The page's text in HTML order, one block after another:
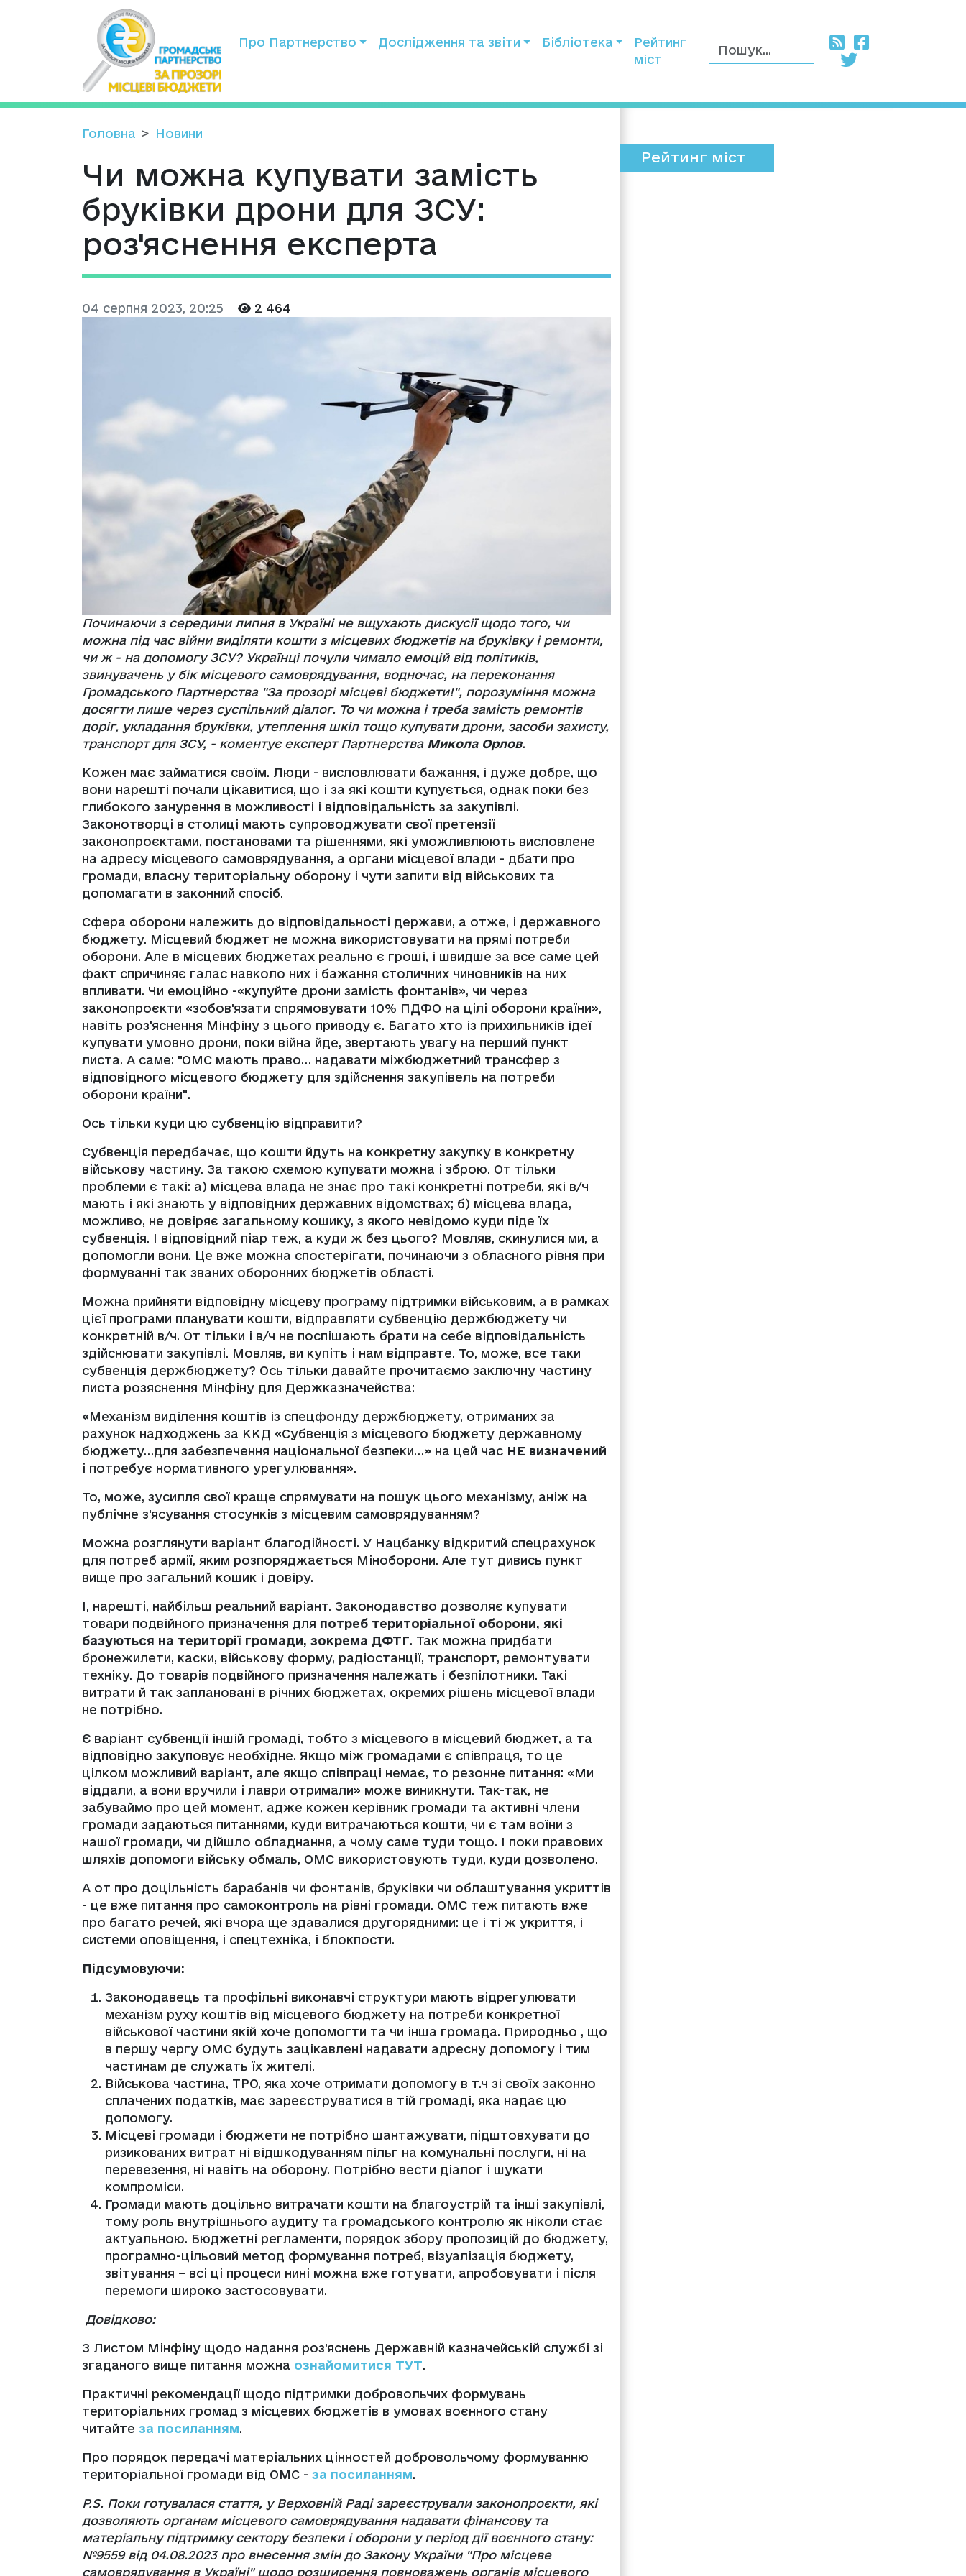
Про Партнерство Дослідження та звіти Бібліотека
Рейтинг
міст
Головна Новини
Чи можна купувати замість
бруківки дрони для ЗСУ:
роз'яснення експерта
04 серпня 2023, 20:25 2 464
Починаючи з середини липня в Україні не вщухають дискусії щодо того, чи
можна під час війни виділяти кошти з місцевих бюджетів на бруківку і ремонти,
чи ж - на допомогу ЗСУ? Українці почули чимало емоцій від політиків,
звинувачень у бік місцевого самоврядування, водночас, на переконання
Громадського Партнерства "За прозорі місцеві бюджети!", порозуміння можна
досягти лише через суспільний діалог. То чи можна і треба замість ремонтів
доріг, укладання бруківки, утеплення шкіл тощо купувати дрони, засоби захисту,
транспорт для ЗСУ, - коментує експерт Партнерства Микола Орлов.
Кожен має займатися своїм. Люди - висловлювати бажання, і дуже добре, що
вони нарешті почали цікавитися, що і за які кошти купується, однак поки без
глибокого занурення в можливості і відповідальність за закупівлі.
Законотворці в столиці мають супроводжувати свої претензії
законопроєктами, постановами та рішеннями, які уможливлюють висловлене
на адресу місцевого самоврядування, а органи місцевої влади - дбати про
громади, власну територіальну оборону і чути запити від військових та
допомагати в законний спосіб.
Сфера оборони належить до відповідальності держави, а отже, і державного
бюджету. Місцевий бюджет не можна використовувати на прямі потреби
оборони. Але в місцевих бюджетах реально є гроші, і швидше за все саме цей
факт спричиняє галас навколо них і бажання столичних чиновників на них
впливати. Чи емоційно -«купуйте дрони замість фонтанів», чи через
законопроєкти «зобов'язати спрямовувати 10% ПДФО на цілі оборони країни»,
навіть роз'яснення Мінфіну з цього приводу є. Багато хто із прихильників ідеї
купувати умовно дрони, поки війна йде, звертають увагу на перший пункт
листа. А саме: "ОМС мають право… надавати міжбюджетний трансфер з
відповідного місцевого бюджету для здійснення закупівель на потреби
оборони країни".
Ось тільки куди цю субвенцію відправити?
Субвенція передбачає, що кошти йдуть на конкретну закупку в конкретну
військову частину. За такою схемою купувати можна і зброю. От тільки
проблеми є такі: а) місцева влада не знає про такі конкретні потреби, які в/ч
мають і які знають у відповідних державних відомствах; б) місцева влада,
можливо, не довіряє загальному кошику, з якого невідомо куди піде їх
субвенція. І відповідний піар теж, а куди ж без цього? Мовляв, скинулися ми, а
допомогли вони. Це вже можна спостерігати, починаючи з обласного рівня при
формуванні так званих оборонних бюджетів області.
Можна прийняти відповідну місцеву програму підтримки військовим, а в рамках
цієї програми планувати кошти, відправляти субвенцію держбюджету чи
конкретній в/ч. От тільки і в/ч не поспішають брати на себе відповідальність
здійснювати закупівлі. Мовляв, ви купіть і нам відправте. То, може, все таки
субвенція держбюджету? Ось тільки давайте прочитаємо заключну частину
листа розяснення Мінфіну для Держказначейства:
«Механізм виділення коштів із спецфонду держбюджету, отриманих за
рахунок надходжень за ККД «Субвенція з місцевого бюджету державному
бюджету…для забезпечення національної безпеки…» на цей час НЕ визначений
і потребує нормативного урегулювання».
То, може, зусилля свої краще спрямувати на пошук цього механізму, аніж на
публічне з'ясування стосунків з місцевим самоврядуванням?
Можна розглянути варіант благодійності. У Нацбанку відкритий спецрахунок
для потреб армії, яким розпоряджається Міноборони. Але тут дивись пункт
вище про загальний кошик і довіру.
І, нарешті, найбільш реальний варіант. Законодавство дозволяє купувати
товари подвійного призначення для потреб територіальної оборони, які
базуються на території громади, зокрема ДФТГ. Так можна придбати
бронежилети, каски, військову форму, радіостанції, транспорт, ремонтувати
техніку. До товарів подвійного призначення належать і безпілотники. Такі
витрати й так заплановані в річних бюджетах, окремих рішень місцевої влади
не потрібно.
Є варіант субвенції іншій громаді, тобто з місцевого в місцевий бюджет, а та
відповідно закуповує необхідне. Якщо між громадами є співпраця, то це
цілком можливий варіант, але якщо співпраці немає, то резонне питання: «Ми
віддали, а вони вручили і лаври отримали» може виникнути. Так-так, не
забуваймо про цей момент, адже кожен керівник громади та активні члени
громади задаються питаннями, куди витрачаються кошти, чи є там воїни з
нашої громади, чи дійшло обладнання, а чому саме туди тощо. І поки правових
шляхів допомоги війську обмаль, ОМС використовують туди, куди дозволено.
А от про доцільність барабанів чи фонтанів, бруківки чи облаштування укриттів
- це вже питання про самоконтроль на рівні громади. ОМС теж питають вже
про багато речей, які вчора ще здавалися другорядними: це і ті ж укриття, і
системи оповіщення, і спецтехніка, і блокпости.
Підсумовуючи:
Законодавець та профільні виконавчі структури мають відрегулювати
механізм руху коштів від місцевого бюджету на потреби конкретної
військової частини якій хоче допомогти та чи інша громада. Природньо , що
в першу чергу ОМС будуть зацікавлені надавати адресну допомогу і тим
частинам де служать їх жителі.
Військова частина, ТРО, яка хоче отримати допомогу в т.ч зі своїх законно
сплачених податків, має зареєструватися в тій громаді, яка надає цю
допомогу.
Місцеві громади і бюджети не потрібно шантажувати, підштовхувати до
ризикованих витрат ні відшкодуванням пільг на комунальні послуги, ні на
перевезення, ні навіть на оборону. Потрібно вести діалог і шукати
компроміси.
Громади мають доцільно витрачати кошти на благоустрій та інші закупівлі,
тому роль внутрішнього аудиту та громадського контролю як ніколи стає
актуальною. Бюджетні регламенти, порядок збору пропозицій до бюджету,
програмно-цільовий метод формування потреб, візуалізація бюджету,
звітування – всі ці процеси нині можна вже готувати, апробовувати і після
перемоги широко застосовувати.
Довідково:
З Листом Мінфіну щодо надання роз’яснень Державній казначейській службі зі
згаданого вище питання можна ознайомитися ТУТ.
Практичні рекомендації щодо підтримки добровольчих формувань
територіальних громад з місцевих бюджетів в умовах воєнного стану
читайте за посиланням.
Про порядок передачі матеріальних цінностей добровольчому формуванню
територіальної громади від ОМС - за посиланням.
P.S. Поки готувалася стаття, у Верховній Раді зареєстрували законопроєкти, які
дозволяють органам місцевого самоврядування надавати фінансову та
матеріальну підтримку сектору безпеки і оборони у період дії воєнного стану:
№9559 від 04.08.2023 про внесення змін до Закону України "Про місцеве
самоврядування в Україні" щодо розширення повноважень органів місцевого
Рейтинг міст